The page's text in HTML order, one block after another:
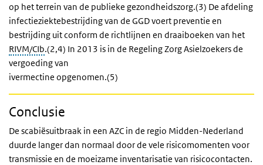
op het terrein van de publieke gezondheidszorg.(3) De afdeling
infectieziektebestrijding van de GGD voert preventie en
bestrijding uit conform de richtlijnen en draaiboeken van het
RIVM/CIb.(2,4) In 2013 is in de Regeling Zorg Asielzoekers de
vergoeding van
ivermectine opgenomen.(5)
Conclusie
De scabiësuitbraak in een AZC in de regio Midden-Nederland
duurde langer dan normaal door de vele risicomomenten voor
transmissie en de moeizame inventarisatie van risicocontacten.